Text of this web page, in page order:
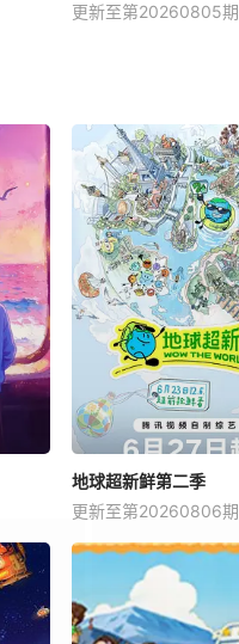
更新至第20260805期
地球超新鲜第二季
更新至第20260806期